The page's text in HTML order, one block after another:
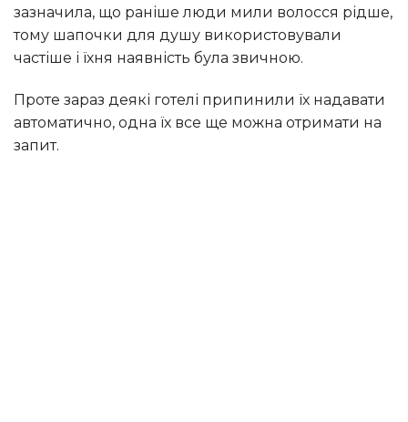
зазначила, що раніше люди мили волосся рідше,
тому шапочки для душу використовували
частіше і їхня наявність була звичною.
Проте зараз деякі готелі припинили їх надавати
автоматично, одна їх все ще можна отримати на
запит.